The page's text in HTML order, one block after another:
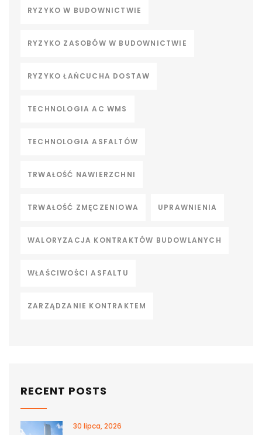
RYZYKO W BUDOWNICTWIE
RYZYKO ZASOBÓW W BUDOWNICTWIE
RYZYKO ŁAŃCUCHA DOSTAW
TECHNOLOGIA AC WMS
TECHNOLOGIA ASFALTÓW
TRWAŁOŚĆ NAWIERZCHNI
TRWAŁOŚĆ ZMĘCZENIOWA UPRAWNIENIA
WALORYZACJA KONTRAKTÓW BUDOWLANYCH
WŁAŚCIWOŚCI ASFALTU
ZARZĄDZANIE KONTRAKTEM
RECENT POSTS
30 lipca, 2026